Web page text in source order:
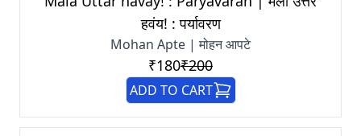
हवंय! : पर्यावरण
Mohan Apte | मोहन आपटे
₹180₹200
ADD TO CART